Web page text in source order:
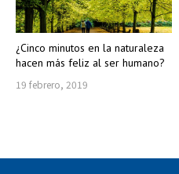
¿Cinco minutos en la naturaleza
hacen más feliz al ser humano?
19 febrero, 2019